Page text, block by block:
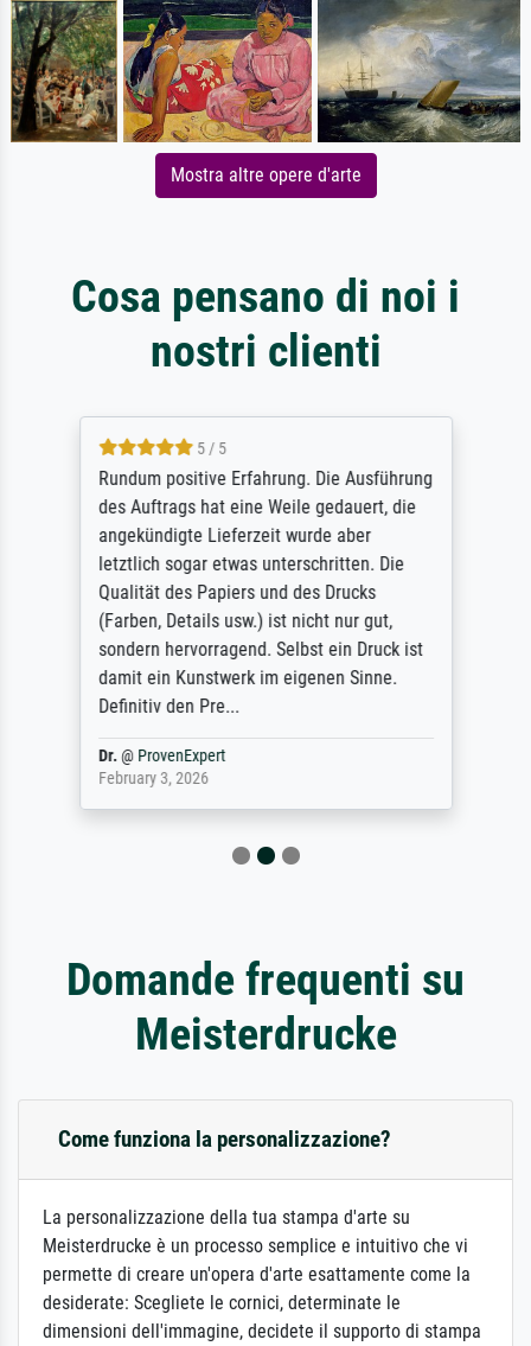
Mostra altre opere d'arte
Cosa pensano di noi i
nostri clienti
5 / 5
Rundum positive Erfahrung. Die Ausführung
des Auftrags hat eine Weile gedauert, die
angekündigte Lieferzeit wurde aber
letztlich sogar etwas unterschritten. Die
Qualität des Papiers und des Drucks
(Farben, Details usw.) ist nicht nur gut,
sondern hervorragend. Selbst ein Druck ist
damit ein Kunstwerk im eigenen Sinne.
Definitiv den Pre...
Dr.@ ProvenExpert
February 3, 2026
Domande frequenti su
Meisterdrucke
Come funziona la personalizzazione?
La personalizzazione della tua stampa d'arte su
Meisterdrucke è un processo semplice e intuitivo che vi
permette di creare un'opera d'arte esattamente come la
desiderate: Scegliete le cornici, determinate le
dimensioni dell'immagine, decidete il supporto di stampa